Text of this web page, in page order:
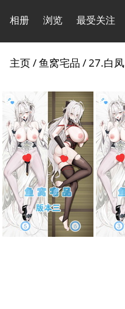
相册 浏览 最受关注
主页/鱼窝宅品 /27.白凤